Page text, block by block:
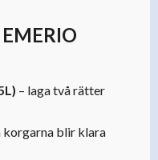
– laga två rätter
korgarna blir klara